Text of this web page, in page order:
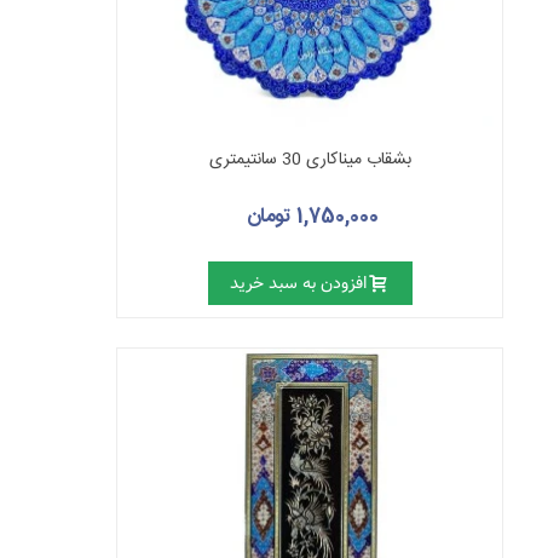
بشقاب میناکاری 30 سانتیمتری
1,750,000 تومان
افزودن به سبد خرید